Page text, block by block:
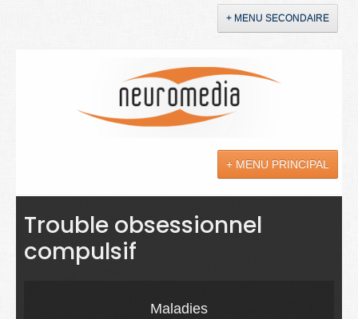
+ MENU SECONDAIRE
+ MENU PRINCIPAL
Actualités
Sciences
Trouble obsessionnel
compulsif
Maladies